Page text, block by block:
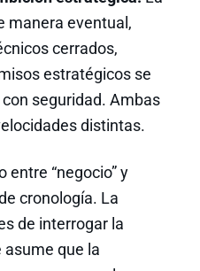
manera eventual,
cerrados,
estratégicos se
seguridad. Ambas
distintas.
entre “negocio” y
cronología. La
de interrogar la
que la